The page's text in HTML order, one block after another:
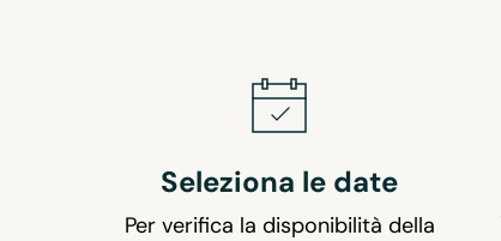
Seleziona le date
Per verifica la disponibilità della